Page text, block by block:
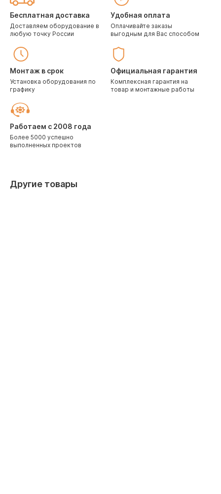
Бесплатная доставка
Доставляем оборудование в
любую точку России
Удобная оплата
Оплачивайте заказы
выгодным для Вас способом
Монтаж в срок
Установка оборудования по
графику
Официальная гарантия
Комплексная гарантия на
товар и монтажные работы
Работаем с 2008 года
Более 5000 успешно
выполненных проектов
Другие товары